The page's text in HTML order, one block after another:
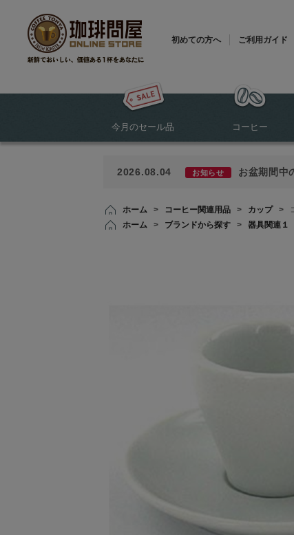
初めての方へ ご利用ガイド
今月のセール品 コーヒー
2026.08.04 お知らせ お盆期間中
ホーム > コーヒー関連用品 > カップ >
ホーム
> ブランドから探す > 器具関連１